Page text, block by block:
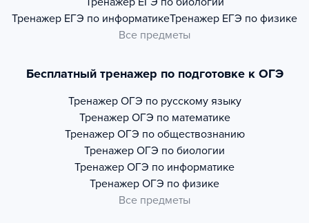
Тренажер ЕГЭ по информатикеТренажер ЕГЭ по физике
Все предметы
Бесплатный тренажер по подготовке к ОГЭ
Тренажер ОГЭ по русскому языку
Тренажер ОГЭ по математике
Тренажер ОГЭ по обществознанию
Тренажер ОГЭ по биологии
Тренажер ОГЭ по информатике
Тренажер ОГЭ по физике
Все предметы